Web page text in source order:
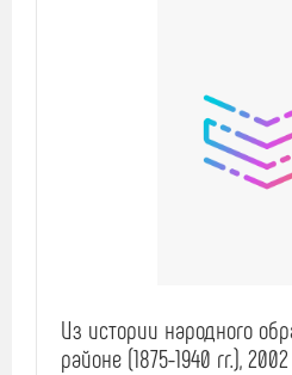
Из истории народного
районе (1875-1940 гг.), 2002